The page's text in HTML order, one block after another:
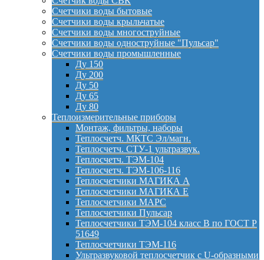
Счетчики воды бытовые
Счетчики воды крыльчатые
Счетчики воды многоструйные
Счетчики воды одноструйные "Пульсар"
Счетчики воды промышленные
Ду 150
Ду 200
Ду 50
Ду 65
Ду 80
Теплоизмерительные приборы
Монтаж, фильтры, наборы
Теплосчетч. МКТС Эл/магн.
Теплосчетч. СТУ-1 ультразвук.
Теплосчетч. ТЭМ-104
Теплосчетч. ТЭМ-106-116
Теплосчетчики МАГИКА А
Теплосчетчики МАГИКА Е
Теплосчетчики МАРС
Теплосчетчики Пульсар
Теплосчетчики ТЭМ-104 класс B по ГОСТ Р
51649
Теплосчетчики ТЭМ-116
Ультразвуковой теплосчетчик с U-образными